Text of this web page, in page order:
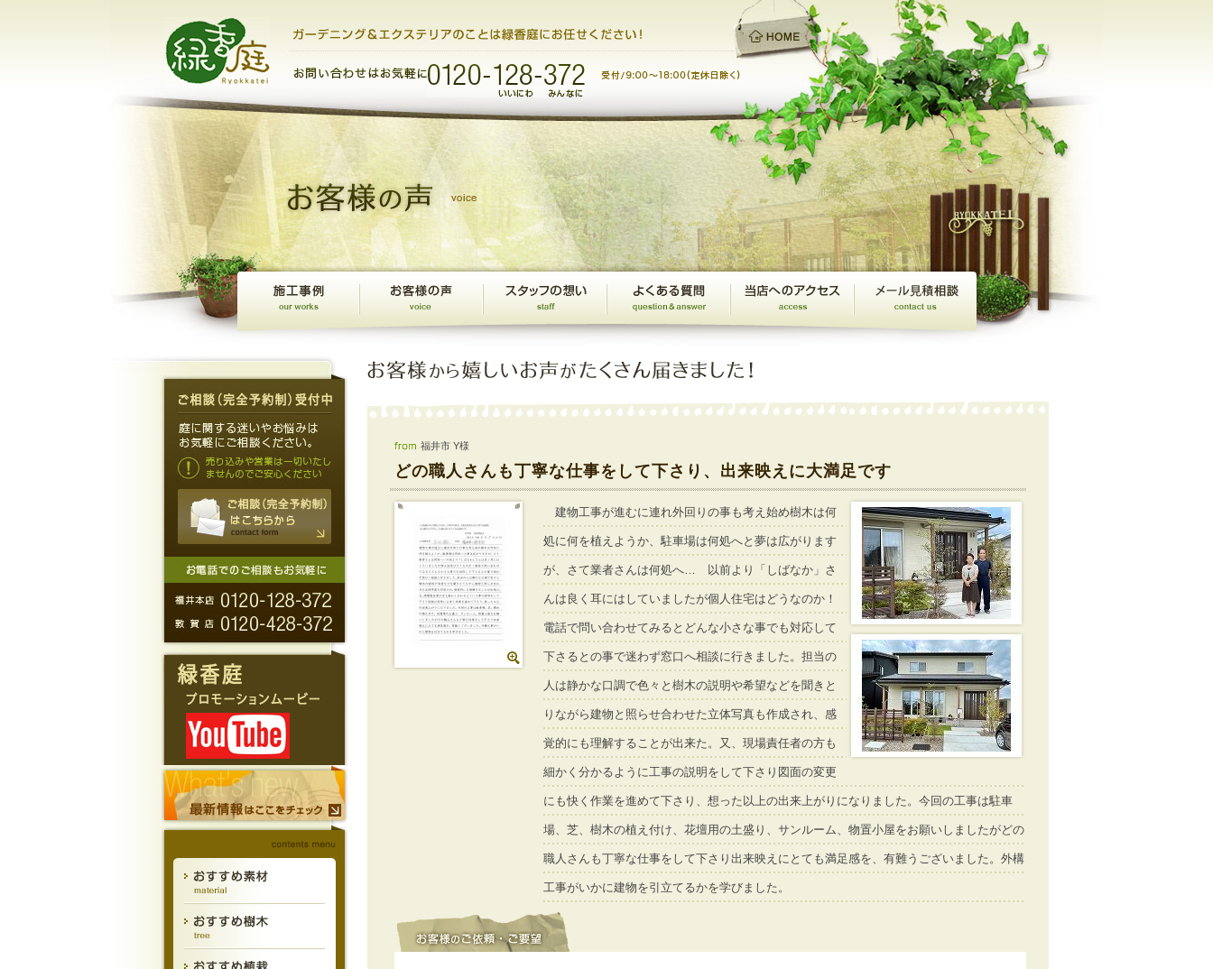
福井市 Y様
どの職人さんも丁寧な仕事をして下さり、出来映えに大満足です
建物工事が進むに連れ外回りの事も考え始め樹木は何
処に何を植えようか、駐車場は何処へと夢は広がります
が、さて業者さんは何処へ… 以前より「しばなか」さ
んは良く耳にはしていましたが個人住宅はどうなのか！
電話で問い合わせてみるとどんな小さな事でも対応して
下さるとの事で迷わず窓口へ相談に行きました。担当の
人は静かな口調で色々と樹木の説明や希望などを聞きと
りながら建物と照らせ合わせた立体写真も作成され、感
覚的にも理解することが出来た。又、現場責任者の方も
細かく分かるように工事の説明をして下さり図面の変更
にも快く作業を進めて下さり、想った以上の出来上がりになりました。今回の工事は駐車
場、芝、樹木の植え付け、花壇用の土盛り、サンルーム、物置小屋をお願いしましたがどの
職人さんも丁寧な仕事をして下さり出来映えにとても満足感を、有難うございました。外構
工事がいかに建物を引立てるかを学びました。